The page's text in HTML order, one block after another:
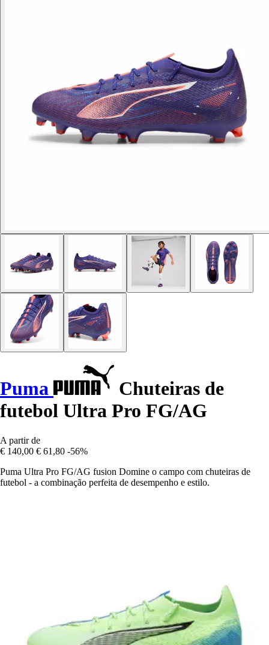
Puma
Chuteiras de
futebol Ultra Pro FG/AG
A partir de
€ 140,00 € 61,80 -56%
Puma Ultra Pro FG/AG fusion Domine o campo com chuteiras de
futebol - a combinação perfeita de desempenho e estilo.